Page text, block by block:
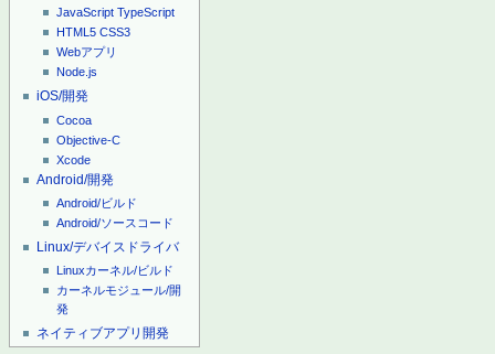
JavaScript TypeScript
HTML5 CSS3
Webアプリ
Node.js
iOS/開発
Cocoa
Objective-C
Xcode
Android/開発
Android/ビルド
Android/ソースコード
Linux/デバイスドライバ
Linuxカーネル/ビルド
カーネルモジュール/開
発
ネイティブアプリ開発